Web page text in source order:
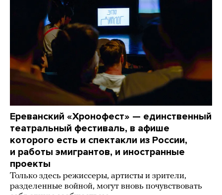
Ереванский «Хронофест» — единственный
театральный фестиваль, в афише
которого есть и спектакли из России,
и работы эмигрантов, и иностранные
проекты
Только здесь режиссеры, артисты и зрители,
разделенные войной, могут вновь почувствовать